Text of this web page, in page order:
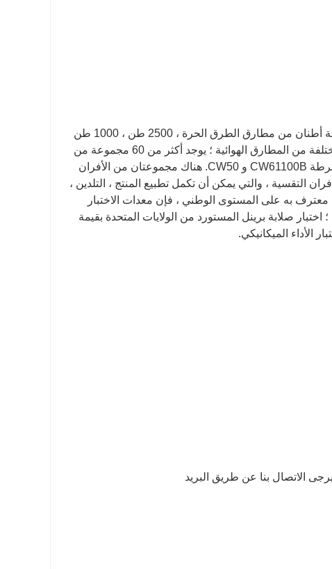
تشمل معدات الحدادة الخاصة بالشركة بشكل أساسي: خمسة أطنان وثلاثة أطنان من مطارق الطرق الحرة ، 2500 طن ، 1000 طن
و 600 طن من مكابس الاحتكاك ، ستة مطارق كبيرة ذات جبيرة وأنواع مختلفة من المطارق الهوائية ؛ يوجد أكثر من 60 مجموعة من
معدات المعالجة ، بما في ذلك المخرطة العمودية CA5116E * 1015 ، مخرطة CW61100B و CW50. هناك مجموعتان من الأفران
التقسية ، والتي يمكن أن تكمل تطبيع المنتج ، التلدين ،
معترف به على المستوى الوطني ، فإن معدات الاختبار
هي مقياس طيف مستورد من ألمانيا بقيمة تقارب 500000 يوان ؛ اختبار صلابة برينل المستورد من الولايات المتحدة بقيمة
الاتصال بنا عن طريق البريد